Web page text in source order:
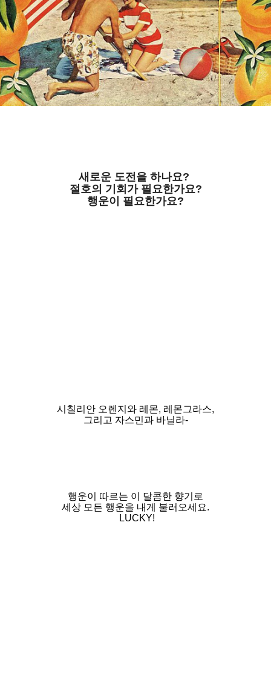
새로운 도전을 하나요?
절호의 기회가 필요한가요?
행운이 필요한가요?
시칠리안 오렌지와 레몬, 레몬그라스,
그리고 자스민과 바닐라-
행운이 따르는 이 달콤한 향기로
세상 모든 행운을 내게 불러오세요.
LUCKY!